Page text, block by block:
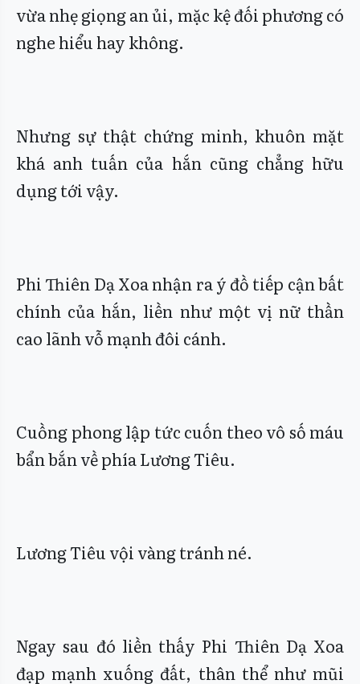
vừa nhẹ giọng an ủi, mặc kệ đối phương có
nghe hiểu hay không.
Nhưng sự thật chứng minh, khuôn mặt
khá anh tuấn của hắn cũng chẳng hữu
dụng tới vậy.
Phi Thiên Dạ Xoa nhận ra ý đồ tiếp cận bất
chính của hắn, liền như một vị nữ thần
cao lãnh vỗ mạnh đôi cánh.
Cuồng phong lập tức cuốn theo vô số máu
bẩn bắn về phía Lương Tiêu.
Lương Tiêu vội vàng tránh né.
Ngay sau đó liền thấy Phi Thiên Dạ Xoa
đạp mạnh xuống đất, thân thể như mũi